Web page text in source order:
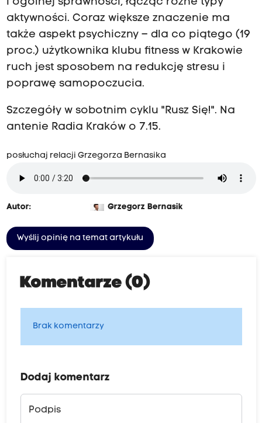
aktywności. Coraz większe znaczenie ma
także aspekt psychiczny – dla co piątego (19
proc.) użytkownika klubu fitness w Krakowie
ruch jest sposobem na redukcję stresu i
poprawę samopoczucia.
Szczegóły w sobotnim cyklu "Rusz Się!". Na
antenie Radia Kraków o 7.15.
posłuchaj relacji Grzegorza Bernasika
Autor: Grzegorz Bernasik
Wyślij opinię na temat artykułu
Komentarze (0)
Brak komentarzy
Dodaj komentarz
Podpis